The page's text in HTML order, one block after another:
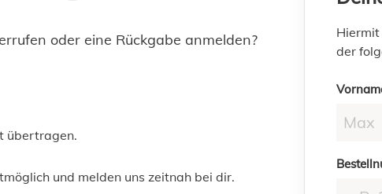
oder eine Rückgabe anmelden?
übertragen.
und melden uns zeitnah bei dir.
der